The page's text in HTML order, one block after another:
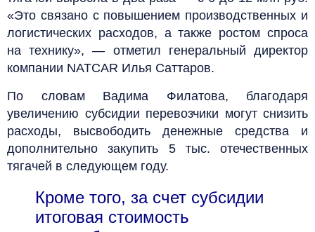
«Это связано с повышением производственных и
логистических расходов, а также ростом спроса
на технику», — отметил генеральный директор
компании NATCAR Илья Саттаров.
По словам Вадима Филатова, благодаря
увеличению субсидии перевозчики могут снизить
расходы, высвободить денежные средства и
дополнительно закупить 5 тыс. отечественных
тягачей в следующем году.
Кроме того, за счет субсидии
итоговая стоимость